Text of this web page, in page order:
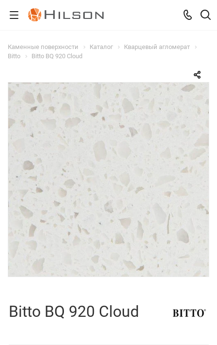
Каменные поверхности Каталог
Кварцевый агломерат
Bitto
Bitto BQ 920 Cloud
Bitto BQ 920 Cloud